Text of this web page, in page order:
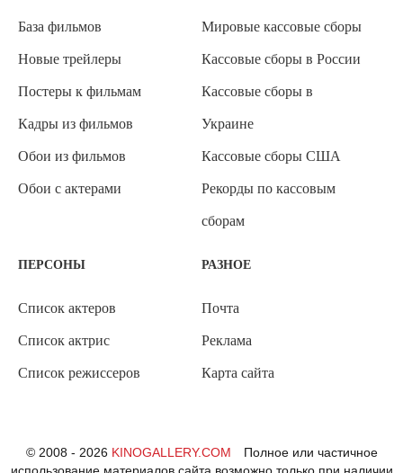
База фильмов
Новые трейлеры
Постеры к фильмам
Кадры из фильмов
Обои из фильмов
Обои с актерами
Мировые кассовые сборы
Кассовые сборы в России
Кассовые сборы в
Украине
Кассовые сборы США
Рекорды по кассовым
сборам
ПЕРСОНЫ
Список актеров
Список актрис
Список режиссеров
РАЗНОЕ
Почта
Реклама
Карта сайта
© 2008 - 2026 KINOGALLERY.COM
Полное или частичное
использование материалов сайта возможно только при наличии